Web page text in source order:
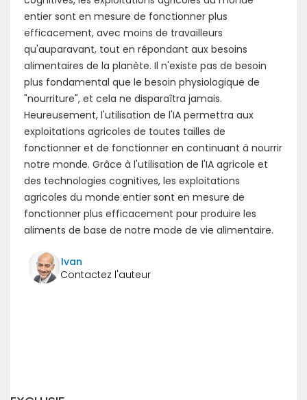
entier sont en mesure de fonctionner plus
efficacement, avec moins de travailleurs
qu'auparavant, tout en répondant aux besoins
alimentaires de la planète. Il n'existe pas de besoin
plus fondamental que le besoin physiologique de
"nourriture", et cela ne disparaîtra jamais.
Heureusement, l'utilisation de l'IA permettra aux
exploitations agricoles de toutes tailles de
fonctionner et de fonctionner en continuant à nourrir
notre monde. Grâce à l'utilisation de l'IA agricole et
des technologies cognitives, les exploitations
agricoles du monde entier sont en mesure de
fonctionner plus efficacement pour produire les
aliments de base de notre mode de vie alimentaire.
Ivan